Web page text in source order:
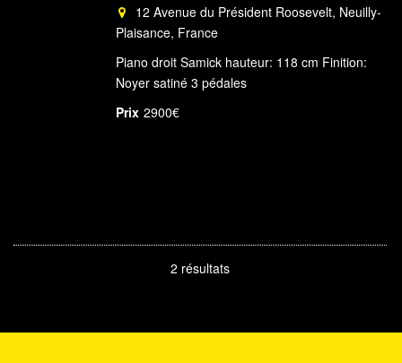
12 Avenue du Président Roosevelt, Neuilly-
Plaisance, France
Piano droit Samick hauteur: 118 cm Finition:
Noyer satiné 3 pédales
Prix 2900€
2 résultats